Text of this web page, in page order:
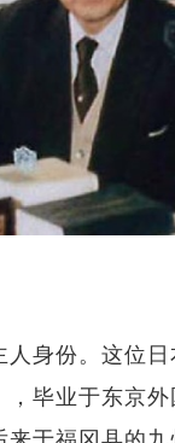
身份。这位
毕业于东京